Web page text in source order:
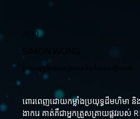
2010
អ្នកប្រយុទ្ធដ៏អង់អាចក្លាហាន និងមិនចេះនឿយហត់
ពោរពេញដោយកម្លាំងប្រយុទ្ធដ៏មហិមា និ
ងាករេ គាត់គឺជាអ្នកត្រួសត្រាយផ្លូវរបស់